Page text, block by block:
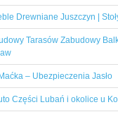
Drewniane Juszczyn |
Tarasów Zabudowy
– Ubezpieczenia Jasło
Części Lubań i okolice u